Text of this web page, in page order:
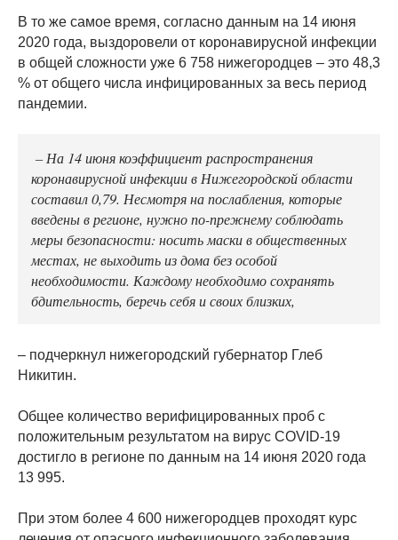
В то же самое время, согласно данным на 14 июня
2020 года, выздоровели от коронавирусной инфекции
в общей сложности уже 6 758 нижегородцев – это 48,3
% от общего числа инфицированных за весь период
пандемии.
– На 14 июня коэффициент распространения
коронавирусной инфекции в Нижегородской области
составил 0,79. Несмотря на послабления, которые
введены в регионе, нужно по-прежнему соблюдать
меры безопасности: носить маски в общественных
местах, не выходить из дома без особой
необходимости. Каждому необходимо сохранять
бдительность, беречь себя и своих близких,
– подчеркнул нижегородский губернатор Глеб
Никитин.
Общее количество верифицированных проб с
положительным результатом на вирус COVID-19
достигло в регионе по данным на 14 июня 2020 года
13 995.
При этом более 4 600 нижегородцев проходят курс